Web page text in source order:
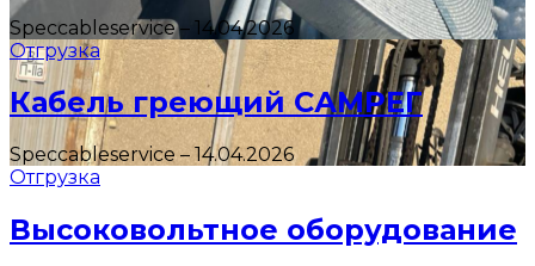
Speccableservice– 14.04.2026
Отгрузка
Кабель греющий САМРЕГ
Speccableservice– 14.04.2026
Отгрузка
Высоковольтное оборудование